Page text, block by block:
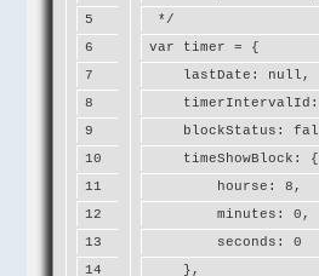
5
6
7
8
9
10
11
12
13
14
*/
var timer = {
    lastDate: null,
blockStatus:
    timeShowBlock: {
        hourse: 8,
        minutes: 0,
        seconds: 0
    },